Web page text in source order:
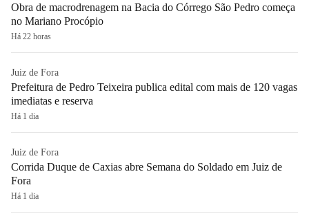
Obra de macrodrenagem na Bacia do Córrego São Pedro começa
no Mariano Procópio
Há 22 horas
Juiz de Fora
Prefeitura de Pedro Teixeira publica edital com mais de 120 vagas
imediatas e reserva
Há 1 dia
Juiz de Fora
Corrida Duque de Caxias abre Semana do Soldado em Juiz de
Fora
Há 1 dia